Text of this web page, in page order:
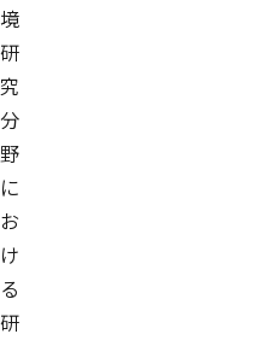
境
研
究
分
野
に
お
け
る
研